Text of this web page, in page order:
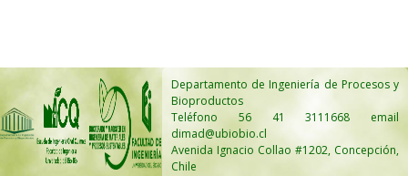
Departamento de Ingeniería de Procesos y
Bioproductos
Teléfono 56 41 3111668 email
dimad@ubiobio.cl
Avenida Ignacio Collao #1202, Concepción,
Chile